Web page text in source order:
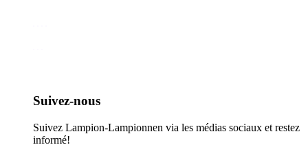
Suivez-nous​
Suivez Lampion-Lampionnen via les médias sociaux et restez
informé!